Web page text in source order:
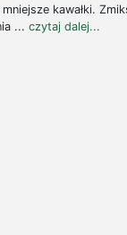
kawałki.
... czytaj dalej...